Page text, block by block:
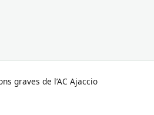
graves de l’AC Ajaccio